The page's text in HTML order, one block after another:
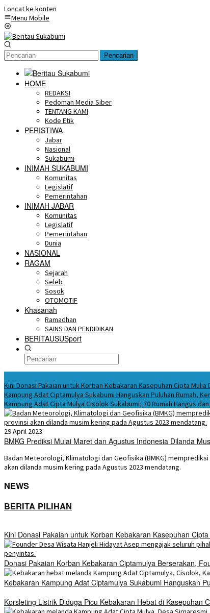
Loncat ke konten
Menu Mobile
Pencarian
HOME
REDAKSI
Pedoman Media Siber
TENTANG KAMI
Kode Etik
PERISTIWA
Jabar
Nasional
Sukabumi
INIMAH SUKABUMI
Komunitas
Legislatif
Pemerintahan
INIMAH JABAR
Komunitas
Legislatif
Pemerintahan
Dunia
NASIONAL
RAGAM
Sejarah
Seleb
Sosok
OTOMOTIF
Khasanah
Ramadhan
SAINS DAN PENDIDIKAN
BERITAUSUSport
Kini Donasi Pakaian untuk Korban Kebakaran Kasepuhan Cipta Mulia
Kampung Adat Ciptamulya Sukabumi Hanguskan Puluhan Rumah,
Kampung Adat Cipta Mulya Cisolok Sukabumi, 70 Rumah Hangus
29 April 2023
BMKG Prediksi Mulai Maret dan Agustus Indonesia Dilanda
Badan Meteorologi, Klimatologi dan Geofisika (BMKG)
akan dilanda musim kering pada Agustus 2023 mendatang.
NEWS
BERITA PILIHAN
Kini Donasi Pakaian untuk Korban Kebakaran Kasepuhan
Donasi Pakaian Korban Kebakaran Ciptamulya Berserakan,
Kebakaran Kampung Adat Ciptamulya Sukabumi Hanguskan
Korsleting Listrik Diduga Picu Kebakaran Hebat di Kasepuhan